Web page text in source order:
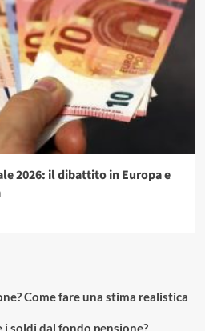
2026: il dibattito in Europa e
Come fare una stima realistica
soldi dal fondo pensione?